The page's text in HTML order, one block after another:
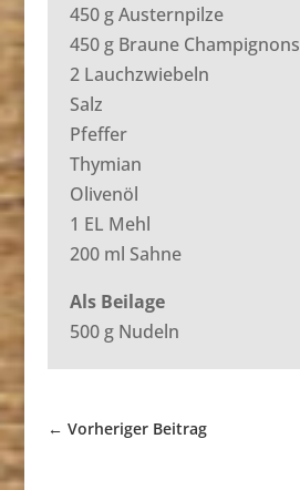
450 g Austernpilze
450 g Braune Champignons
2 Lauchzwiebeln
Salz
Pfeffer
Thymian
Olivenöl
1 EL Mehl
200 ml Sahne
Als Beilage
500 g Nudeln
← Vorheriger Beitrag